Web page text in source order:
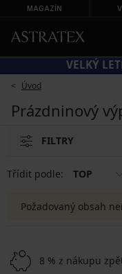
MAGAZÍN
VELKÝ
Úvod
Prázdninový
FILTRY
Třídit podle: TOP
Požadovaný obsah
8 % z nákupu